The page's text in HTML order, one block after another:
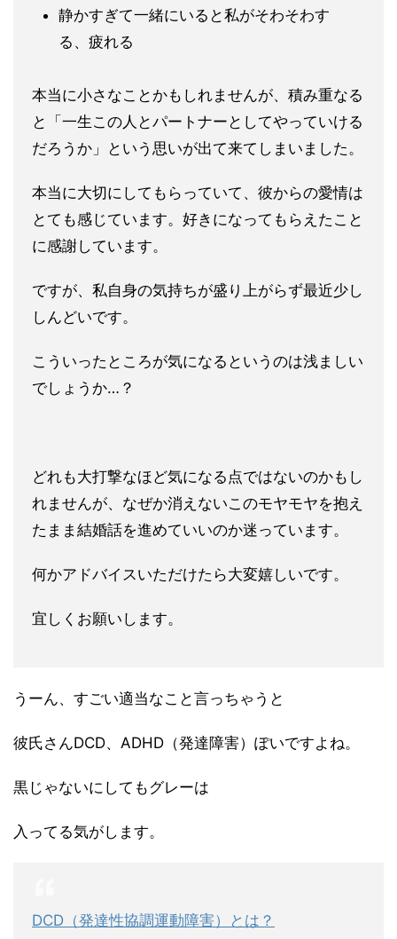
静かすぎて一緒にいると私がそわそわす
る、疲れる
本当に小さなことかもしれませんが、積み重なる
と「一生この人とパートナーとしてやっていける
だろうか」という思いが出て来てし まいました。
本当に大切にしてもらっていて、彼からの愛情は
とても感じていま す。好きになってもらえたこと
に感謝しています。
ですが、私自身の気持ちが盛り上がらず最近少し
しんどいです。
こういったところが気になるというのは浅ましい
でしょうか…？
どれも大打撃なほど気になる点ではないのかもし
れませんが、なぜか消えないこのモヤモヤを抱え
たまま結婚話を進めていいのか迷っています。
何かアドバイスいただけたら大変嬉しいです。
宜しくお願いします。
うーん、すごい適当なこと言っちゃうと
彼氏さんDCD、ADHD（発達障害）ぽいですよね。
黒じゃないにしてもグレーは
入ってる気がします。
DCD（発達性協調運動障害）とは？